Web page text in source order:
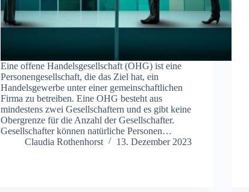
Eine offene Handelsgesellschaft (OHG) ist eine
Personengesellschaft, die das Ziel hat, ein
Handelsgewerbe unter einer gemeinschaftlichen
Firma zu betreiben. Eine OHG besteht aus
mindestens zwei Gesellschaftern und es gibt keine
Obergrenze für die Anzahl der Gesellschafter.
Gesellschafter können natürliche Personen…
Claudia Rothenhorst
13. Dezember 2023